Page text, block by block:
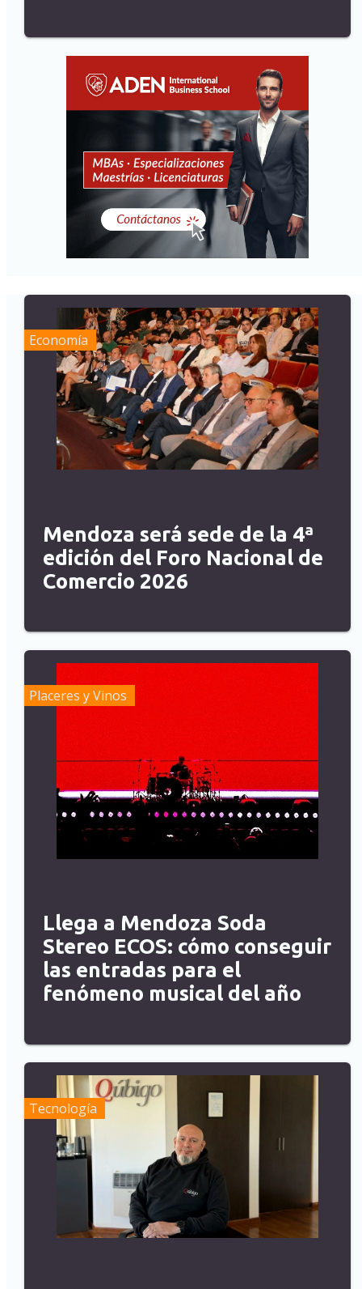
Economía
Mendoza será sede de la 4ª
edición del Foro Nacional de
Comercio 2026
Placeres y Vinos
Llega a Mendoza Soda
Stereo ECOS: cómo conseguir
las entradas para el
fenómeno musical del año
Tecnología